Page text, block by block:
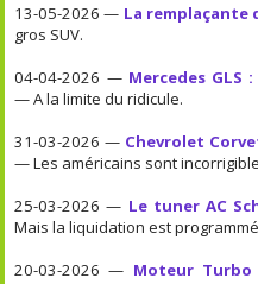
13-05-2026 — La remplaçante
gros SUV.
04-04-2026 — Mercedes
— A la limite du ridicule.
31-03-2026 — Chevrolet
— Les américains sont
25-03-2026 — Le tuner AC
Mais la liquidation est
20-03-2026 — Moteur